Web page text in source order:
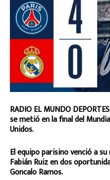
RADIO EL MUNDO
se metió en la final del
Unidos.
El equipo parisino venció a
Fabián Ruiz en dos
Goncalo Ramos.